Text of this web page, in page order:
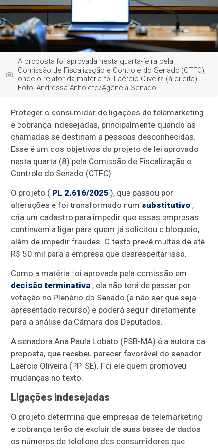
A proposta foi aprovada nesta quarta-feira pela
Comissão de Fiscalização e Controle do Senado (CTFC),
onde o relator da matéria foi Laércio Oliveira (à direita) -
Foto: Andressa Anholete/Agência Senado
Proteger o consumidor de ligações de telemarketing
e cobrança indesejadas, principalmente quando as
chamadas se destinam a pessoas desconhecidas.
Esse é um dos objetivos do projeto de lei aprovado
nesta quarta (8) pela Comissão de Fiscalização e
Controle do Senado (CTFC).
O projeto ( PL 2.616/2025 ), que passou por
alterações e foi transformado num substitutivo ,
cria um cadastro para impedir que essas empresas
continuem a ligar para quem já solicitou o bloqueio,
além de impedir fraudes. O texto prevê multas de até
R$ 50 mil para a empresa que desrespeitar isso.
Como a matéria foi aprovada pela comissão em
decisão terminativa , ela não terá de passar por
votação no Plenário do Senado (a não ser que seja
apresentado recurso) e poderá seguir diretamente
para a análise da Câmara dos Deputados.
A senadora Ana Paula Lobato (PSB-MA) é a autora da
proposta, que recebeu parecer favorável do senador
Laércio Oliveira (PP-SE). Foi ele quem promoveu
mudanças no texto.
Ligações indesejadas
O projeto determina que empresas de telemarketing
e cobrança terão de excluir de suas bases de dados
os números de telefone dos consumidores que